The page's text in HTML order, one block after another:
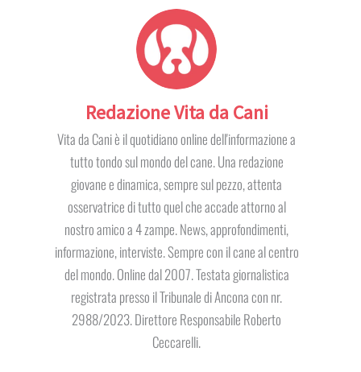
Redazione Vita da Cani
Vita da Cani è il quotidiano online dell'informazione a
tutto tondo sul mondo del cane. Una redazione
giovane e dinamica, sempre sul pezzo, attenta
osservatrice di tutto quel che accade attorno al
nostro amico a 4 zampe. News, approfondimenti,
informazione, interviste. Sempre con il cane al centro
del mondo. Online dal 2007. Testata giornalistica
registrata presso il Tribunale di Ancona con nr.
2988/2023. Direttore Responsabile Roberto
Ceccarelli.